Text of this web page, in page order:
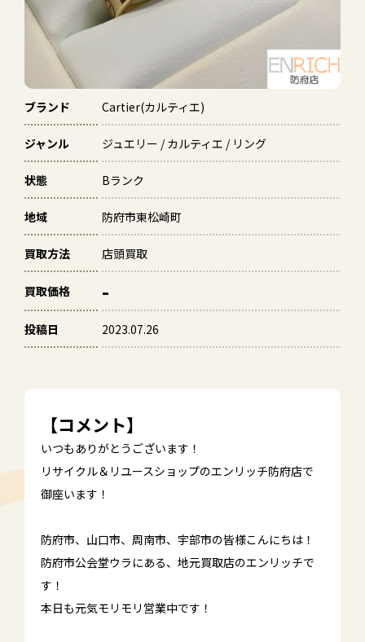
ブランド Cartier(カルティエ)
ジャンル ジュエリー / カルティエ / リング
状態 Bランク
地域 防府市東松崎町
買取方法 店頭買取
買取価格 -
投稿日 2023.07.26
【コメント】
いつもありがとうございます！
リサイクル＆リユースショップのエンリッチ防府店で
御座います！
防府市、山口市、周南市、宇部市の皆様こんにちは！
防府市公会堂ウラにある、地元買取店のエンリッチで
す！
本日も元気モリモリ営業中です！